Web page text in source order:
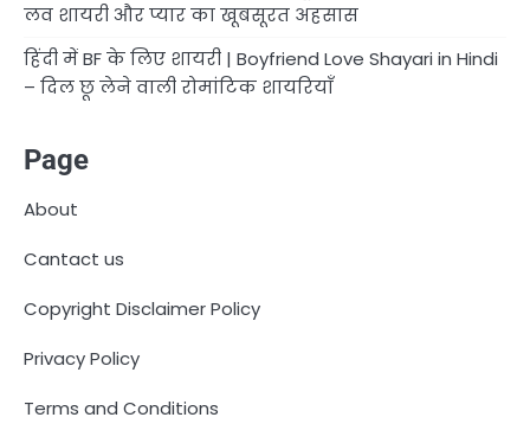
लव शायरी और प्यार का खूबसूरत अहसास
हिंदी में BF के लिए शायरी | Boyfriend Love Shayari in Hindi
– दिल छू लेने वाली रोमांटिक शायरियाँ
Page
About
Cantact us
Copyright Disclaimer Policy
Privacy Policy
Terms and Conditions